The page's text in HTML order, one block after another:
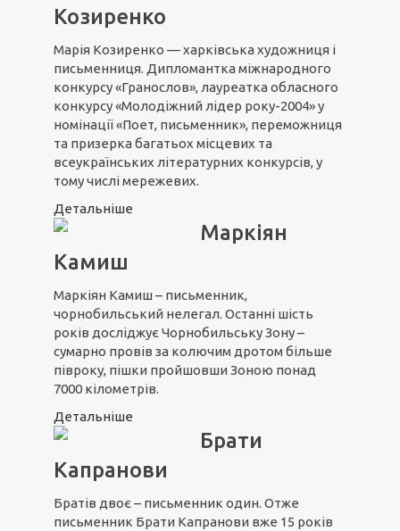
Козиренко
Марія Козиренко — харківська художниця і
письменниця. Дипломантка міжнародного
конкурсу «Гранослов», лауреатка обласного
конкурсу «Молодіжний лідер року-2004» у
номінації «Поет, письменник», переможниця
та призерка багатьох місцевих та
всеукраїнських літературних конкурсів, у
тому числі мережевих.
Детальніше
Маркіян
Камиш
Маркіян Камиш – письменник,
чорнобильський нелегал. Останні шість
років досліджує Чорнобильську Зону –
сумарно провів за колючим дротом більше
півроку, пішки пройшовши Зоною понад
7000 кілометрів.
Детальніше
Брати
Капранови
Братів двоє – письменник один. Отже
письменник Брати Капранови вже 15 років